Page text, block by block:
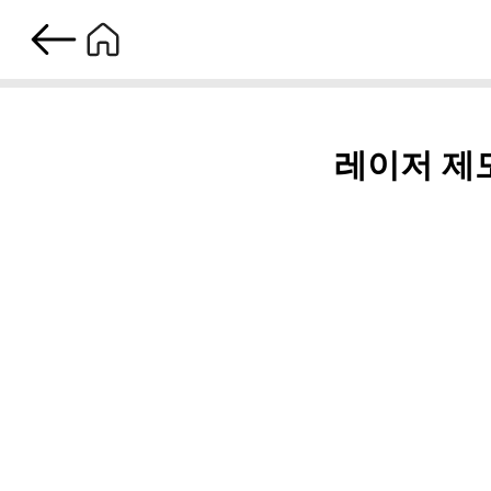
레이저 제